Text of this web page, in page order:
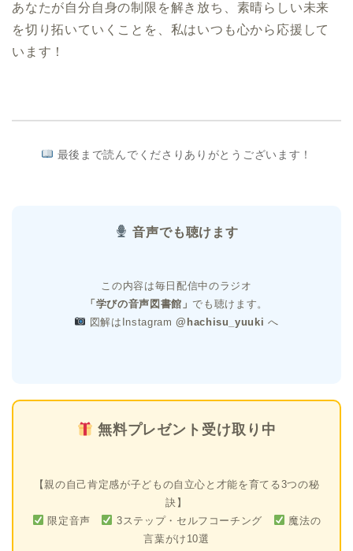
あなたが自分自身の制限を解き放ち、素晴らしい未来
を切り拓いていくことを、私はいつも心から応援して
います！
最後まで読んでくださりありがとうございます！
音声でも聴けます
この内容は毎日配信中のラジオ
「学びの音声図書館」 でも聴けます。
図解はInstagram@hachisu_yuuki へ
無料プレゼント受け取り中
【親の自己肯定感が子どもの自立心と才能を育てる3つの秘
訣】
限定音声
3ステップ・セルフコーチング
魔法の
言葉がけ10選